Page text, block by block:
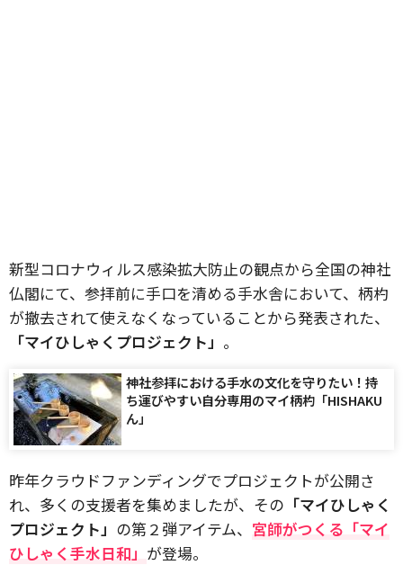
新型コロナウィルス感染拡大防止の観点から全国の神社
仏閣にて、参拝前に手口を清める手水舎において、柄杓
が撤去されて使えなくなっていることから発表された、
「マイひしゃくプロジェクト」 。
神社参拝における手水の文化を守りたい！持
ち運びやすい自分専用のマイ柄杓「HISHAKU
ん」
昨年クラウドファンディングでプロジェクトが公開さ
れ、多くの支援者を集めましたが、その 「マイひしゃく
プロジェクト」 の第２弾アイテム、 宮師がつくる「マイ
ひしゃく手水日和」 が登場。